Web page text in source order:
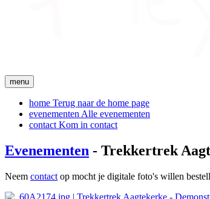
menu
home Terug naar de home page
evenementen Alle evenementen
contact Kom in contact
Evenementen - Trekkertrek
Neem contact op mocht je digitale foto's willen